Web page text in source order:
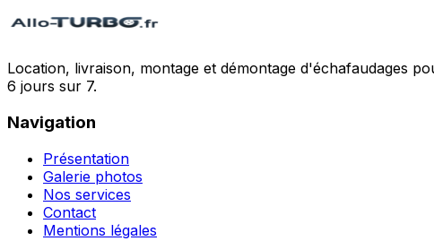
Location, livraison, montage et démontage d'échafaudages
6 jours sur 7.
Navigation
Présentation
Galerie photos
Nos services
Contact
Mentions légales